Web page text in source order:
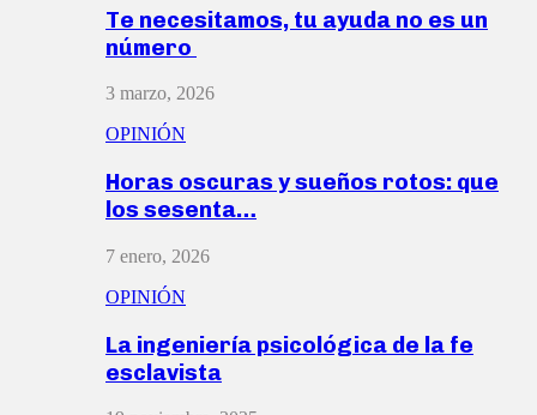
Te necesitamos, tu ayuda no es un
número
3 marzo, 2026
OPINIÓN
Horas oscuras y sueños rotos: que
los sesenta…
7 enero, 2026
OPINIÓN
La ingeniería psicológica de la fe
esclavista